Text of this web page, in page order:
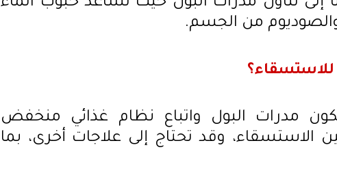
من الجسم.
للاستسقاء؟
مدرات البول واتباع نظام غذائي منخفض
الاستسقاء، وقد تحتاج إلى علاجات أخرى، بما